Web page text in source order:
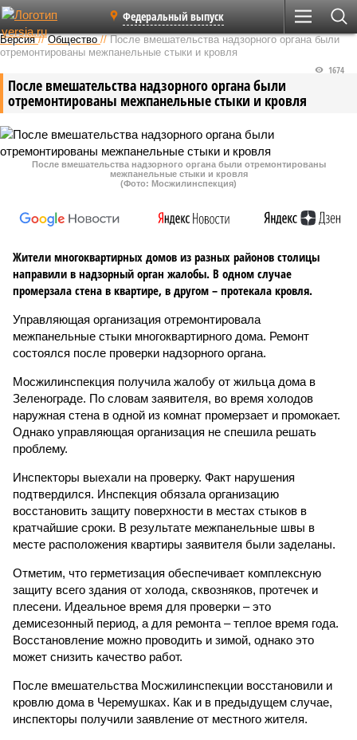
Федеральный выпуск
Версия //Общество //После вмешательства надзорного органа были
отремонтированы межпанельные стыки и кровля
После вмешательства надзорного органа были
отремонтированы межпанельные стыки и кровля
1674
После вмешательства надзорного органа были отремонтированы
межпанельные стыки и кровля
(Фото: Мосжилинспекция)
Жители многоквартирных домов из разных районов столицы
направили в надзорный орган жалобы. В одном случае
промерзала стена в квартире, в другом – протекала кровля.
Управляющая организация отремонтировала
межпанельные стыки многоквартирного дома. Ремонт
состоялся после проверки надзорного органа.
Мосжилинспекция получила жалобу от жильца дома в
Зеленограде. По словам заявителя, во время холодов
наружная стена в одной из комнат промерзает и промокает.
Однако управляющая организация не спешила решать
проблему.
Инспекторы выехали на проверку. Факт нарушения
подтвердился. Инспекция обязала организацию
восстановить защиту поверхности в местах стыков в
кратчайшие сроки. В результате межпанельные швы в
месте расположения квартиры заявителя были заделаны.
Отметим, что герметизация обеспечивает комплексную
защиту всего здания от холода, сквозняков, протечек и
плесени. Идеальное время для проверки – это
демисезонный период, а для ремонта – теплое время года.
Восстановление можно проводить и зимой, однако это
может снизить качество работ.
После вмешательства Мосжилинспекции восстановили и
кровлю дома в Черемушках. Как и в предыдущем случае,
инспекторы получили заявление от местного жителя.